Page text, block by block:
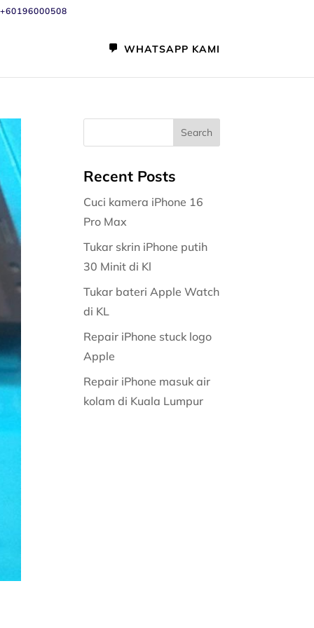
+60196000508
WHATSAPP KAMI
Recent Posts
Cuci kamera iPhone 16
Pro Max
Tukar skrin iPhone putih
30 Minit di Kl
Tukar bateri Apple Watch
di KL
Repair iPhone stuck logo
Apple
Repair iPhone masuk air
kolam di Kuala Lumpur